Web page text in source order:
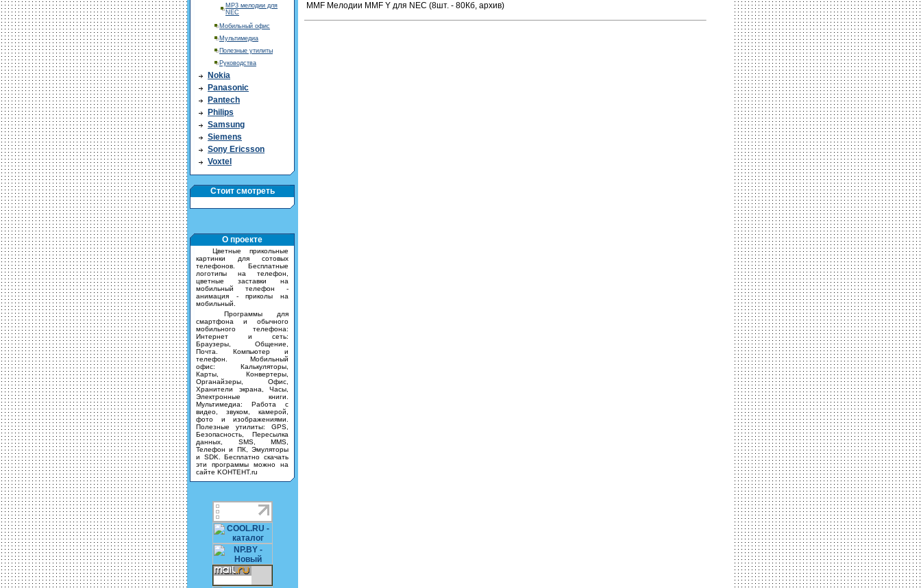
MP3 мелодии для
NEC
Мобильный офис
Мультимедиа
Полезные утилиты
Руководства
Nokia
Panasonic
Pantech
Philips
Samsung
Siemens
Sony Ericsson
Voxtel
Стоит смотреть
О проекте
Цветные прикольные
картинки для сотовых
телефонов. Бесплатные
логотипы на телефон,
цветные заставки на
мобильный телефон -
анимация - приколы на
мобильный.
Программы для
смартфона и обычного
мобильного телефона:
Интернет и сеть:
Браузеры, Общение,
Почта. Компьютер и
телефон. Мобильный
офис: Калькуляторы,
Карты, Конвертеры,
Органайзеры, Офис,
Хранители экрана, Часы,
Электронные книги.
Мультимедиа: Работа с
видео, звуком, камерой,
фото и изображениями.
Полезные утилиты: GPS,
Безопасность, Пересылка
данных, SMS, MMS,
Телефон и ПК, Эмуляторы
и SDK. Бесплатно скачать
эти программы можно на
сайте KOHTEHT.ru
MMF Мелодии MMF Y для NEC (8шт. - 80Кб, архив)